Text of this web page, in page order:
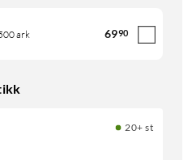
ark 6990
20+ st